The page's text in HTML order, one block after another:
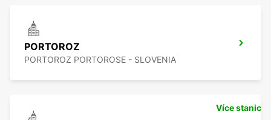
PORTOROZ
PORTOROZ PORTOROSE - SLOVENIA
Více stanic